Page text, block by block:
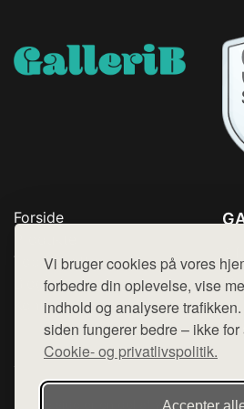
Vi bruger cookies på vores
forbedre din oplevelse, vise
indhold og analysere
siden fungerer bedre – ikke
Cookie- og privatlivspolitik.
Accepter
Forside
Top Rabatter
Blog
Kontakt
Denne side er en del af want.dk, der